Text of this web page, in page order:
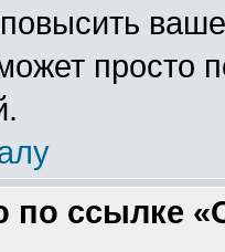
просто
по ссылке